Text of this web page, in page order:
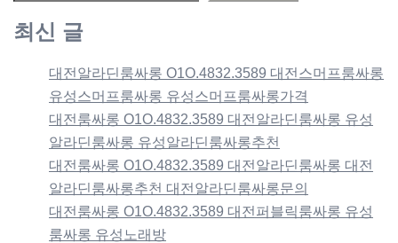
최신 글
대전알라딘룸싸롱 O1O.4832.3589 대전스머프룸싸롱
유성스머프룸싸롱 유성스머프룸싸롱가격
대전룸싸롱 O1O.4832.3589 대전알라딘룸싸롱 유성
알라딘룸싸롱 유성알라딘룸싸롱추천
대전룸싸롱 O1O.4832.3589 대전알라딘룸싸롱 대전
알라딘룸싸롱추천 대전알라딘룸싸롱문의
대전룸싸롱 O1O.4832.3589 대전퍼블릭룸싸롱 유성
룸싸롱 유성노래방